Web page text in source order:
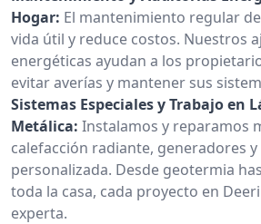
Hogar: El mantenimiento regular
vida útil y reduce costos. Nuestros
energéticas ayudan a los
evitar averías y mantener sus
Sistemas Especiales y Trabajo en
Metálica: Instalamos y reparamos
calefacción radiante, generadores
personalizada. Desde geotermia
toda la casa, cada proyecto en
experta.